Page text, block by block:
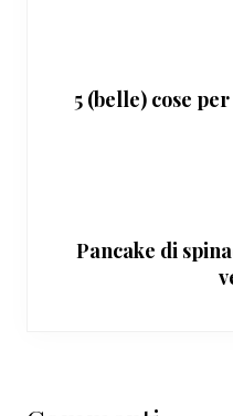
5 (belle) cose
Pancake di